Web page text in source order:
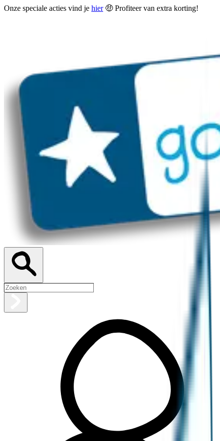
Onze speciale acties vind je hier🤑 Profiteer van extra korting!